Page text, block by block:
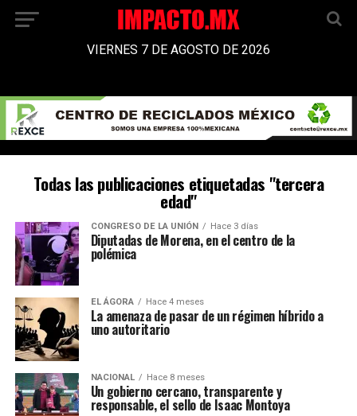
VIERNES 7 DE AGOSTO DE 2026
Todas las publicaciones etiquetadas "tercera
edad"
CONGRESO DE LA UNIÓN Hace 3 días
Diputadas de Morena, en el centro de la
polémica
EL ÁGORA Hace 4 meses
La amenaza de pasar de un régimen híbrido a
uno autoritario
NACIONAL Hace 8 meses
Un gobierno cercano, transparente y
responsable, el sello de Isaac Montoya